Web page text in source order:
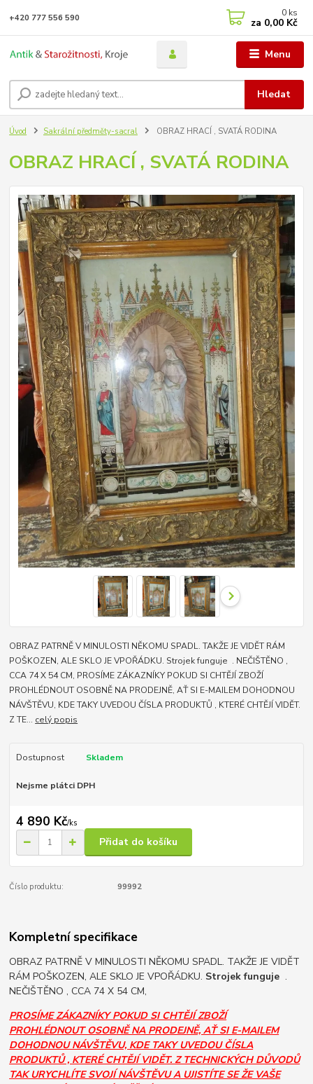
Menu
Hledat
+420 777 556 590 0 ks
za 0,00 Kč
Úvod Sakrální předměty-sacral OBRAZ HRACÍ , SVATÁ RODINA
OBRAZ HRACÍ , SVATÁ RODINA
OBRAZ PATRNĚ V MINULOSTI NĚKOMU SPADL. TAKŽE JE VIDĚT RÁM
POŠKOZEN, ALE SKLO JE VPOŘÁDKU. Strojek funguje . NEČIŠTĚNO ,
CCA 74 X 54 CM, PROSÍME ZÁKAZNÍKY POKUD SI CHTĚJÍ ZBOŽÍ
PROHLÉDNOUT OSOBNĚ NA PRODEJNĚ, AŤ SI E-MAILEM DOHODNOU
NÁVŠTĚVU, KDE TAKY UVEDOU ČÍSLA PRODUKTŮ , KTERÉ CHTĚJÍ VIDĚT.
Z TE... celý popis
Dostupnost Skladem
Nejsme plátci DPH
4 890 Kč/ks
Přidat do košíku
Číslo produktu: 99992
Kompletní specifikace
OBRAZ PATRNĚ V MINULOSTI NĚKOMU SPADL. TAKŽE JE VIDĚT
RÁM POŠKOZEN, ALE SKLO JE VPOŘÁDKU. Strojek funguje .
NEČIŠTĚNO , CCA 74 X 54 CM,
PROSÍME ZÁKAZNÍKY POKUD SI CHTĚJÍ ZBOŽÍ
PROHLÉDNOUT OSOBNĚ NA PRODEJNĚ, AŤ SI E-MAILEM
DOHODNOU NÁVŠTĚVU, KDE TAKY UVEDOU ČÍSLA
PRODUKTŮ , KTERÉ CHTĚJÍ VIDĚT. Z TECHNICKÝCH DŮVODŮ
TAK URYCHLÍTE SVOJÍ NÁVŠTĚVU A UJISTÍTE SE ŽE VAŠE